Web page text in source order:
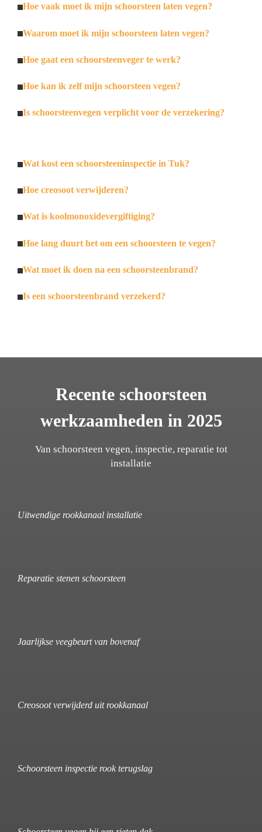
Hoe vaak moet ik mijn schoorsteen laten vegen?
Waarom moet ik mijn schoorsteen laten vegen?
Hoe gaat een schoorsteenveger te werk?
Hoe kan ik zelf mijn schoorsteen vegen?
Is schoorsteenvegen verplicht voor de verzekering?
Wat kost een schoorsteeninspectie in Tuk?
Hoe creosoot verwijderen?
Wat is koolmonoxidevergiftiging?
Hoe lang duurt het om een schoorsteen te vegen?
Wat moet ik doen na een schoorsteenbrand?
Is een schoorsteenbrand verzekerd?
Recente schoorsteen
werkzaamheden in 2025
Van schoorsteen vegen, inspectie, reparatie tot
installatie
Uitwendige rookkanaal installatie
Reparatie stenen schoorsteen
Jaarlijkse veegbeurt van bovenaf
Creosoot verwijderd uit rookkanaal
Schoorsteen inspectie rook terugslag